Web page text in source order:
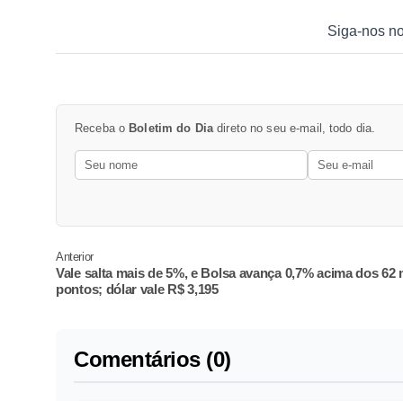
Siga-nos
Receba o Boletim do Diadireto no seu e-mail, todo dia.
Anterior
Vale salta mais de 5%, e Bolsa avança 0,7% acima dos 62
pontos; dólar vale R$ 3,195
Comentários (0)